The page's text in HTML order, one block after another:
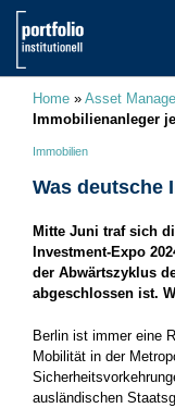
Home » Asset
Immobilienanleger
Immobilien
Was deutsche
Mitte Juni traf sich
Investment-Expo
der Abwärtszyklus
abgeschlossen ist.
Berlin ist immer eine
Mobilität in der
ausländischen